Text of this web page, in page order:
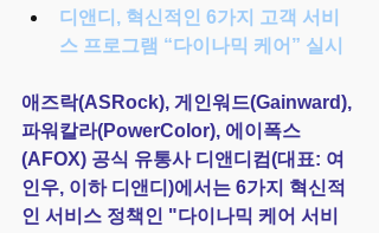
디앤디, 혁신적인 6가지 고객 서비
스 프로그램 “다이나믹 케어” 실시
애즈락(ASRock), 게인워드(Gainward),
파워칼라(PowerColor), 에이폭스
(AFOX) 공식 유통사 디앤디컴(대표: 여
인우, 이하 디앤디)에서는 6가지 혁신적
인 서비스 정책인 "다이나믹 케어 서비